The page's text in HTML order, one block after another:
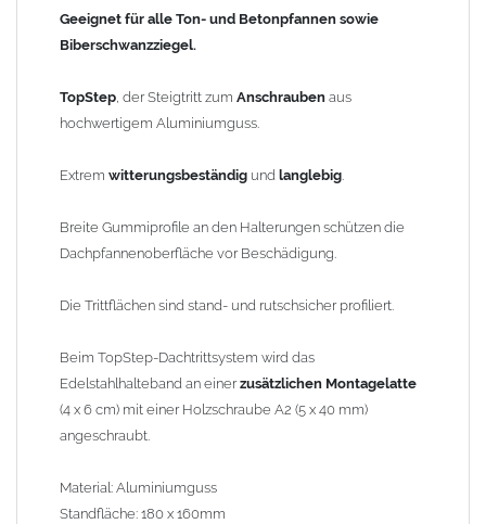
Material: Aluminiumguss
Standfläche: 180 x 160mm
Gewicht: 1,49kg
Sicherheitshinweis:
Einhaltung der Herstellerrichtlinien und den Fachregeln des
Dachdeckerhandwerkes zu erfolgen.
Anwendungsbeispiel (ähnliche Laufstegstütze): das
angeschraubt
Geeignet für alle Ton- und Betonpfannen sowie
Biberschwanzziegel.
TopStep, der Steigtritt zum Anschrauben aus
hochwertigem Aluminiumguss.
Extrem witterungsbeständig und langlebig.
Breite Gummiprofile an den Halterungen schützen die
Dachpfannenoberfläche vor Beschädigung.
Die Trittflächen sind stand- und rutschsicher profiliert.
Beim TopStep-Dachtrittsystem wird das
Edelstahlhalteband an einerzusätzlichen Montagelatte
(4 x 6 cm) mit einer Holzschraube A2 (5 x 40 mm)
angeschraubt.
Material: Aluminiumguss
Standfläche: 180 x 160mm